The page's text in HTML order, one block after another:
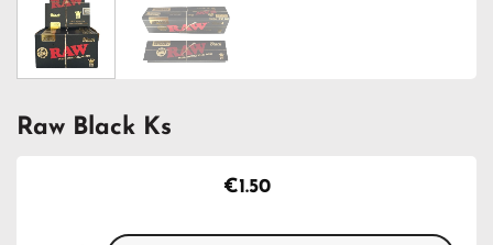
Raw Black Ks
€1.50